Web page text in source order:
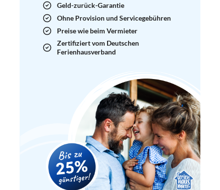
Geld-zurück-Garantie
Ohne Provision und Servicegebühren
Preise wie beim Vermieter
Zertifiziert vom Deutschen
Ferienhausverband